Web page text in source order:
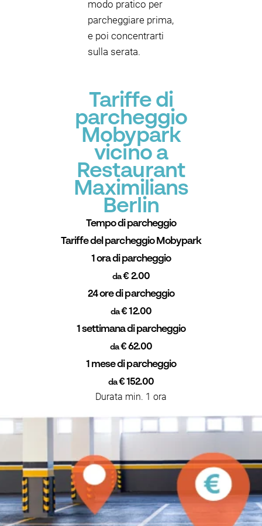
modo pratico per
parcheggiare prima,
e poi concentrarti
sulla serata.
Tariffe di
parcheggio
Mobypark
vicino a
Restaurant
Maximilians
Berlin
Tempo di parcheggio
Tariffe del parcheggio Mobypark
1 ora di parcheggio
da€ 2.00
24 ore di parcheggio
da€ 12.00
1 settimana di parcheggio
da€ 62.00
1 mese di parcheggio
da€ 152.00
Durata min. 1 ora